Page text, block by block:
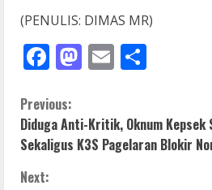
(PENULIS: DIMAS MR)
Facebook
Mastodon
Email
C
o
n
Previous:
Diduga Anti-Kritik, Oknum Kepsek
Sekaligus K3S Pagelaran Blokir
Next: